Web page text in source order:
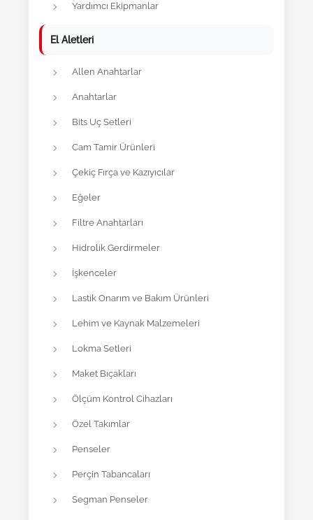
Yardımcı Ekipmanlar
El Aletleri
Allen Anahtarlar
Anahtarlar
Bits Uç Setleri
Cam Tamir Ürünleri
Çekiç Fırça ve Kazıyıcılar
Eğeler
Filtre Anahtarları
Hidrolik Gerdirmeler
İşkenceler
Lastik Onarım ve Bakım Ürünleri
Lehim ve Kaynak Malzemeleri
Lokma Setleri
Maket Bıçakları
Ölçüm Kontrol Cihazları
Özel Takımlar
Penseler
Perçin Tabancaları
Segman Penseler